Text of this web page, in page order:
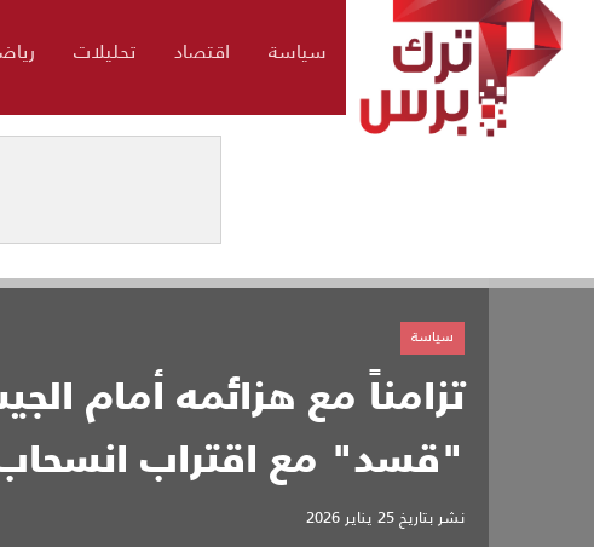
سياسة اقتصاد تحليلات
تزامناً مع هزائمه أمام
"قسد" مع اقتراب
نشر بتاريخ25 يناير 2026
سياسة